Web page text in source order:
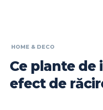
HOME & DECO
Ce plante de
efect de